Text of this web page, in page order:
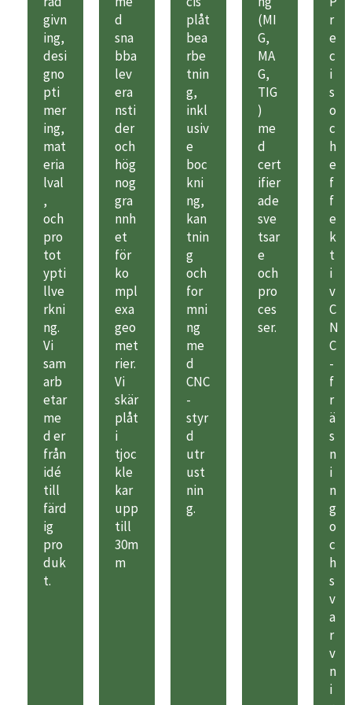
givn
ing,
desi
gno
pti
mer
ing,
mat
eria
lval
,
och
pro
tot
ypti
llve
rkni
ng.
Vi
sam
arb
etar
me
d er
från
idé
till
färd
ig
pro
duk
t.
d
sna
bba
lev
era
nsti
der
och
hög
nog
gra
nnh
et
för
ko
mpl
exa
geo
met
rier.
Vi
skär
plåt
i
tjoc
kle
kar
upp
till
30m
m
plåt
bea
rbe
tnin
g,
inkl
usiv
e
boc
kni
ng,
kan
tnin
g
och
for
mni
ng
me
d
CNC
-
styr
d
utr
ust
nin
g.
(MI
G,
MA
G,
TIG
)
me
d
cert
ifier
ade
sve
tsar
e
och
pro
ces
ser.
r
e
c
i
s
o
c
h
e
f
f
e
k
t
i
v
C
N
C
-
f
r
ä
s
n
i
n
g
o
c
h
s
v
a
r
v
n
i